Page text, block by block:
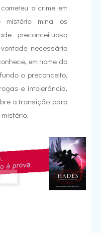
o crime em
mistério mina os
preconceituosa
necessária
em nome da
o preconceito,
e intolerância,
a transição para